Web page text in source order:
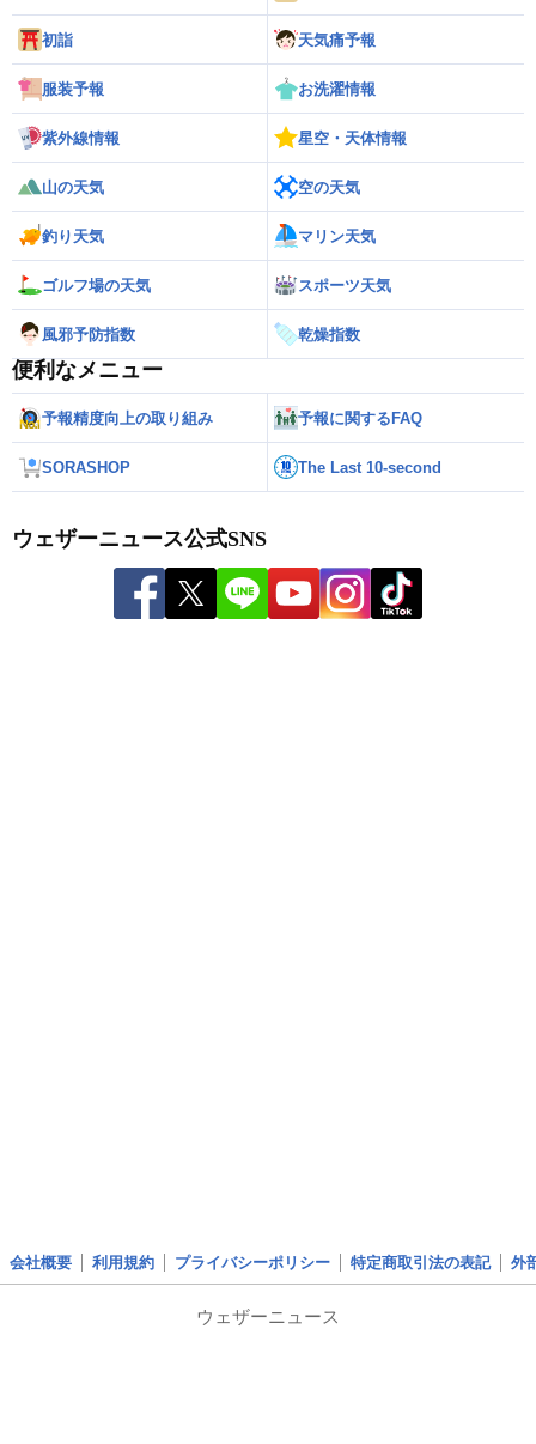
初詣 天気痛予報
服装予報 お洗濯情報
紫外線情報 星空・天体情報
山の天気 空の天気
釣り天気 マリン天気
ゴルフ場の天気 スポーツ天気
風邪予防指数 乾燥指数
便利なメニュー
予報精度向上の取り組み 予報に関するFAQ
SORASHOP The Last 10-second
ウェザーニュース公式SNS
会社概要 利用規約 プライバシーポリシー 特定商取引法の表記 外
ウェザーニュース